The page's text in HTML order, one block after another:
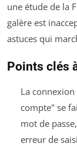
une étude de la
galère est
astuces qui
Points clés
La
compte" se
mot de
erreur de